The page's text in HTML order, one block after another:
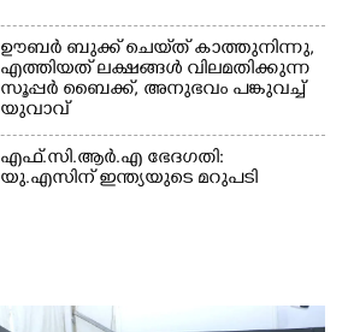
ഊബർ ബുക്ക് ചെയ്‌ത് കാത്തുനിന്നു,​
എത്തിയത് ലക്ഷങ്ങൾ വിലമതിക്കുന്ന
സൂപ്പർ ബൈക്ക്,​ അനുഭവം പങ്കുവച്ച്
യുവാവ്
എഫ്.സി.ആർ.എ ഭേദഗതി:
യു.എസിന് ഇന്ത്യയുടെ മറുപടി